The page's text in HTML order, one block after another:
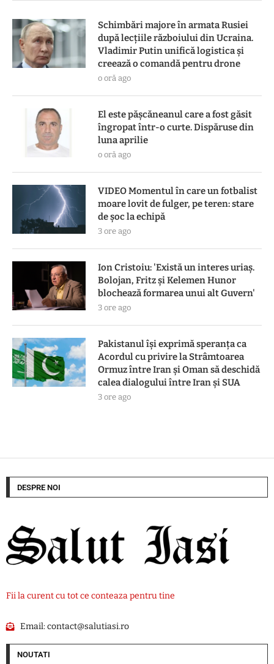
Schimbări majore în armata Rusiei
după lecțiile războiului din Ucraina.
Vladimir Putin unifică logistica și
creează o comandă pentru drone
o oră ago
El este pășcăneanul care a fost găsit
îngropat într-o curte. Dispăruse din
luna aprilie
o oră ago
VIDEO Momentul în care un fotbalist
moare lovit de fulger, pe teren: stare
de șoc la echipă
3 ore ago
Ion Cristoiu: 'Există un interes uriaș.
Bolojan, Fritz și Kelemen Hunor
blochează formarea unui alt Guvern'
3 ore ago
Pakistanul îşi exprimă speranţa ca
Acordul cu privire la Strâmtoarea
Ormuz între Iran şi Oman să deschidă
calea dialogului între Iran şi SUA
3 ore ago
DESPRE NOI
Fii la curent cu tot ce conteaza pentru tine
Email:contact@salutiasi.ro
NOUTATI